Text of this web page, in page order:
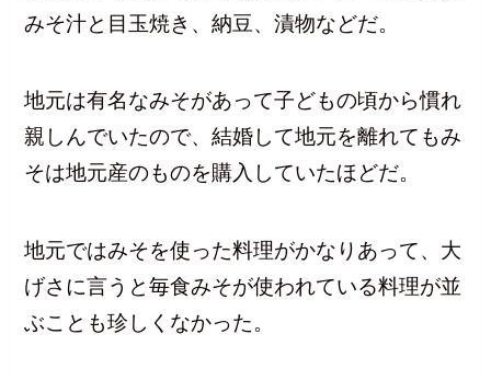
みそ汁と目玉焼き、納豆、漬物などだ。
地元は有名なみそがあって子どもの頃から慣れ
親しんでいたので、結婚して地元を離れてもみ
そは地元産のものを購入していたほどだ。
地元ではみそを使った料理がかなりあって、大
げさに言うと毎食みそが使われている料理が並
ぶことも珍しくなかった。